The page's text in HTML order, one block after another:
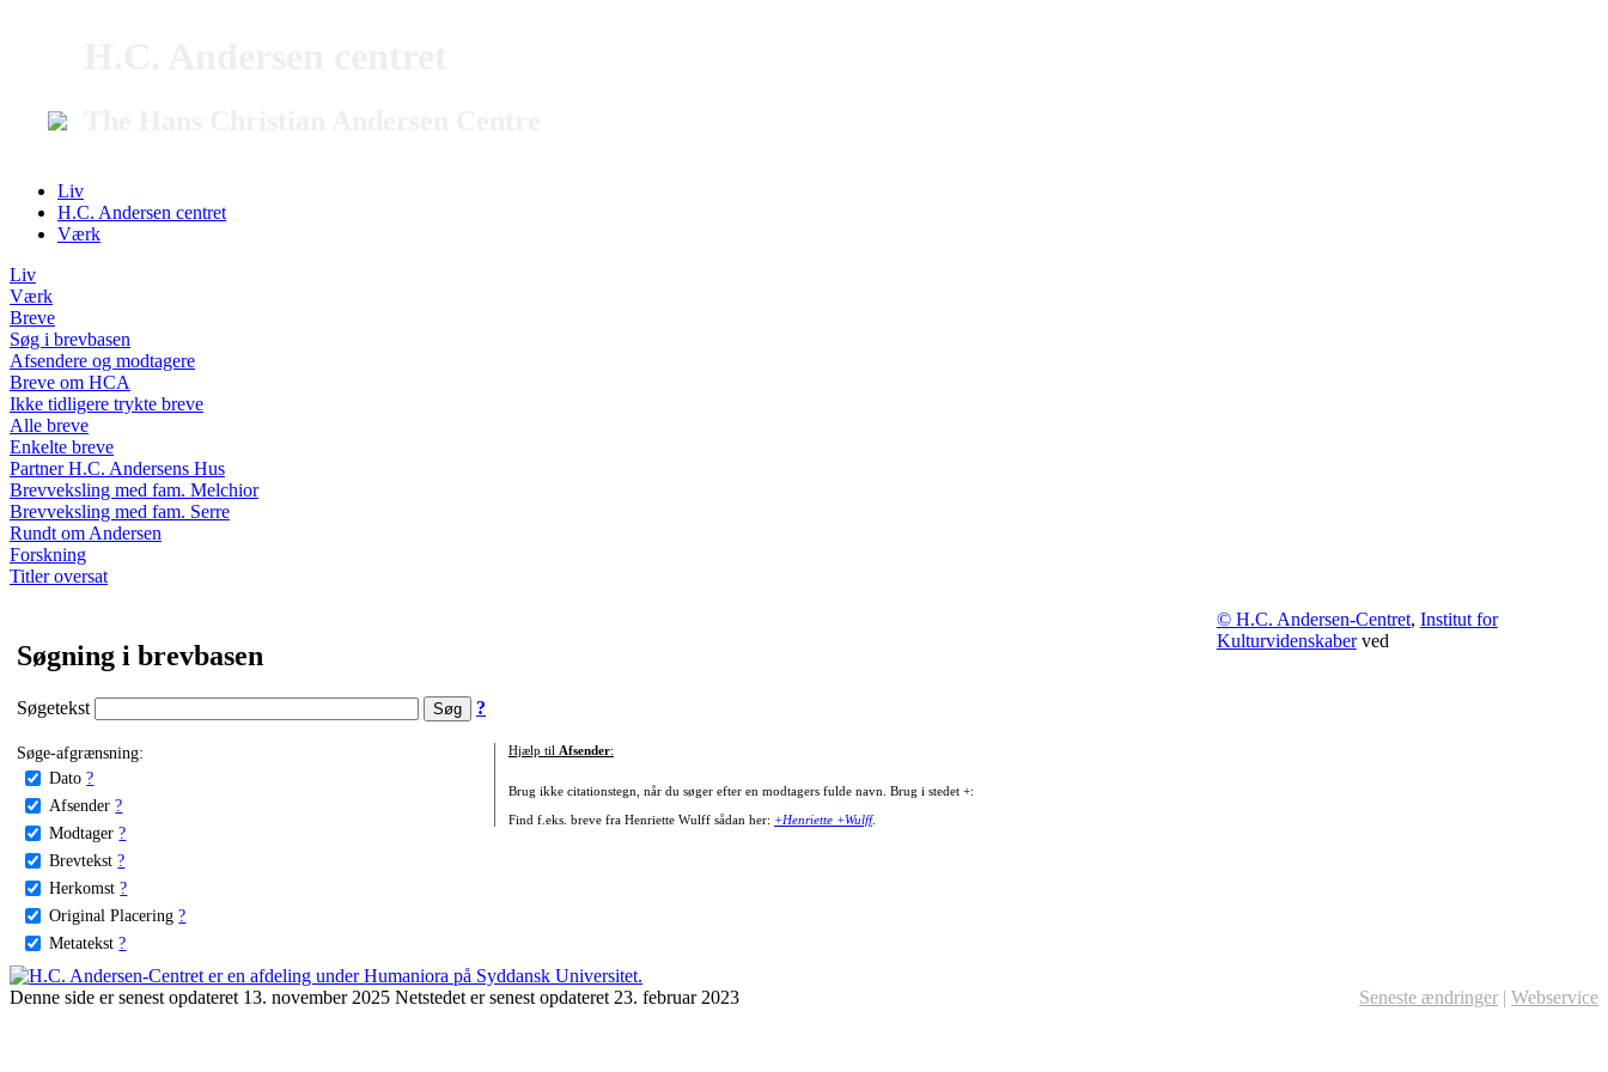
Liv
H.C. Andersen centret
Værk
Liv
Værk
Breve
Søg i brevbasen
Afsendere og modtagere
Breve om HCA
Ikke tidligere trykte breve
Alle breve
Enkelte breve
Partner H.C. Andersens Hus
Brevveksling med fam. Melchior
Brevveksling med fam. Serre
Rundt om Andersen
Forskning
Titler oversat
Søgning i brevbasen
Søgetekst ?
Søge-afgrænsning:
Dato ?
Afsender ?
Modtager ?
Brevtekst ?
Herkomst ?
Original Placering ?
Metatekst ?
Hjælp til Afsender:
Brug ikke citationstegn, når du søger efter en modtagers fulde navn. Brug i stedet +:
Find f.eks. breve fra Henriette Wulff sådan her: +Henriette +Wulff.
© H.C. Andersen-Centret, Institut for
Kulturvidenskaberved
Denne side er senest opdateret 13. november 2025 Netstedet er senest opdateret 23. februar 2023 Seneste ændringer | Webservice